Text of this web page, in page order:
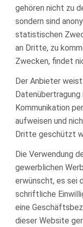
gehören nicht zu
sondern sind
statistischen
an Dritte, zu
Zwecken, findet
Der Anbieter
Kommunikation
aufweisen und
Dritte geschützt
Die Verwendung
gewerblichen
erwünscht, es sei
schriftliche
eine
dieser Website